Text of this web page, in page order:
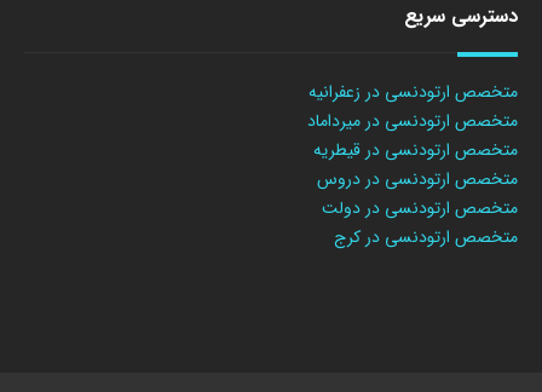
دسترسی سریع
متخصص ارتودنسی در زعفرانیه
متخصص ارتودنسی در میرداماد
متخصص ارتودنسی در قیطریه
متخصص ارتودنسی در دروس
متخصص ارتودنسی در دولت
متخصص ارتودنسی در کرج